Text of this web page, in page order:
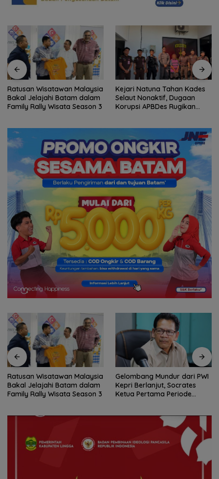
Ratusan Wisatawan Malaysia
Bakal Jelajahi Batam dalam
Family Rally Wisata Season 3
Kejari Natuna Tahan Kades
Selaut Nonaktif, Dugaan
Korupsi APBDes Rugikan
Ratusan Wisatawan Malaysia
Bakal Jelajahi Batam dalam
Family Rally Wisata Season 3
Gelombang Mundur dari PWI
Kepri Berlanjut, Socrates
Ketua Pertama Periode